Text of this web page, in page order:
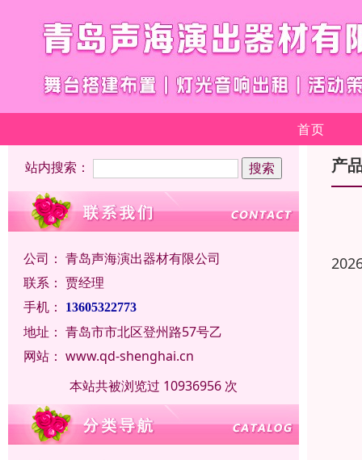
首页
站内搜索：
公司： 青岛声海演出器材有限公司
联系： 贾经理
手机：
13605322773
地址： 青岛市市北区登州路57号乙
网站： www.qd-shenghai.cn
本站共被浏览过 10936956 次
产